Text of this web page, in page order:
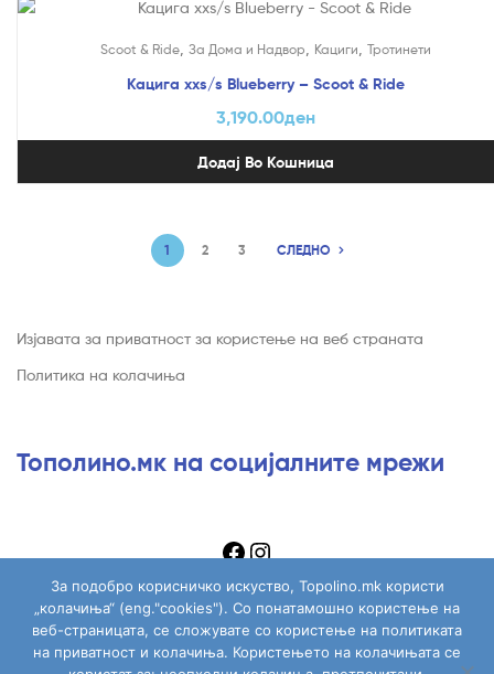
Scoot & Ride За Дома и Надвор Кациги Тротинети
Кацига xxs/s Blueberry – Scoot & Ride
3,190.00ден
Додај Во Кошница
1 2 3 СЛЕДНО
Изјавата за приватност за користење на веб страната
Политика на колачиња
Тополино.мк на социјалните мрежи
Copyright © 2026 Topolino.mk
За подобро корисничко искуство, Topolino.mk користи
„колачиња“ (eng."cookies"). Со понатамошно користење на
веб-страницата, се сложувате со користење на политиката
на приватност и колачиња. Користењето на колачињата се